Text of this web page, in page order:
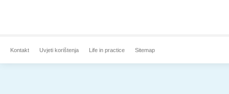
Kontakt Uvjeti korištenja Life in practice Sitemap